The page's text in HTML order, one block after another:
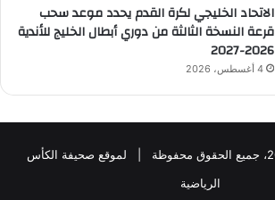
الاتحاد الخليجي لكرة القدم يحدد موعد سحب
قرعة النسخة الثالثة من دوري أبطال الخليج للأندية
2026-2027
4 أغسطس، 2026
© حقوق النشر 2026، جميع الحقوق محفوظة | لموقع صحيفة الكأس
الرياضية